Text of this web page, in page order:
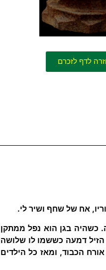
לדף לזכרם
כשהיה בגן הוא נפל ממתקן
דמעה כששמו לו שלושה
הכבוד, ומאז כל הילדים